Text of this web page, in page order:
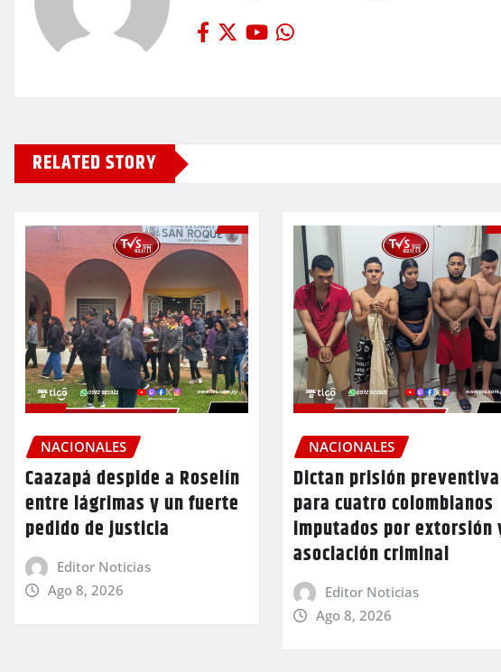
RELATED STORY
NACIONALES
Caazapá despide a Roselín
entre lágrimas y un fuerte
pedido de justicia
Editor Noticias
Ago 8, 2026
NACIONALES
Dictan prisión preventiva
para cuatro colombianos
imputados por extorsión
asociación criminal
Editor Noticias
Ago 8, 2026